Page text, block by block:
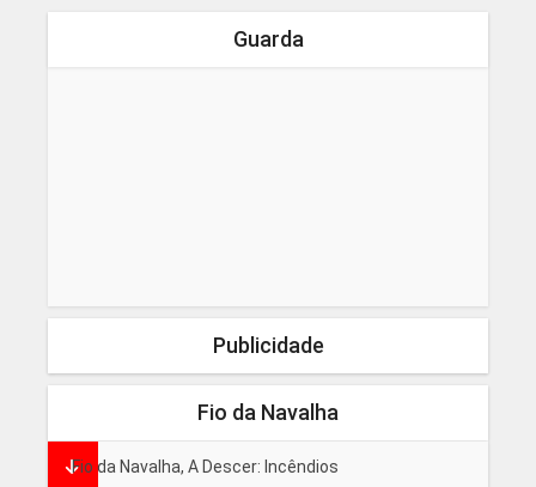
Guarda
Publicidade
Fio da Navalha
Fio da Navalha, A Descer: Incêndios